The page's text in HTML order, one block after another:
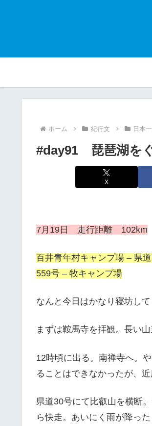
ホーム 紀行文 日本
#day91 琵琶湖を
X
7月19日 走行距離 102km
百井青年村キャンプ場 – 県
559号 – 牧キャンプ場
なんと今日はかなり寝坊し
まずは鞍馬寺を拝観。長い
12時頃に出る。南禅寺へ。
ることはできなかったが、
県道30号にて比叡山を横断
ら快走。あいにく雨が降っ